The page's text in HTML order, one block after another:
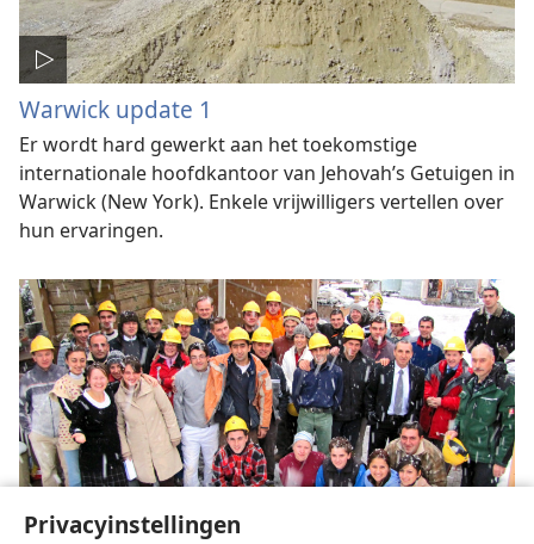
Privacyinstellingen
Warwick update 1
Er wordt hard gewerkt aan het toekomstige
internationale hoofdkantoor van Jehovah’s Getuigen in
Warwick (New York). Enkele vrijwilligers vertellen over
hun ervaringen.